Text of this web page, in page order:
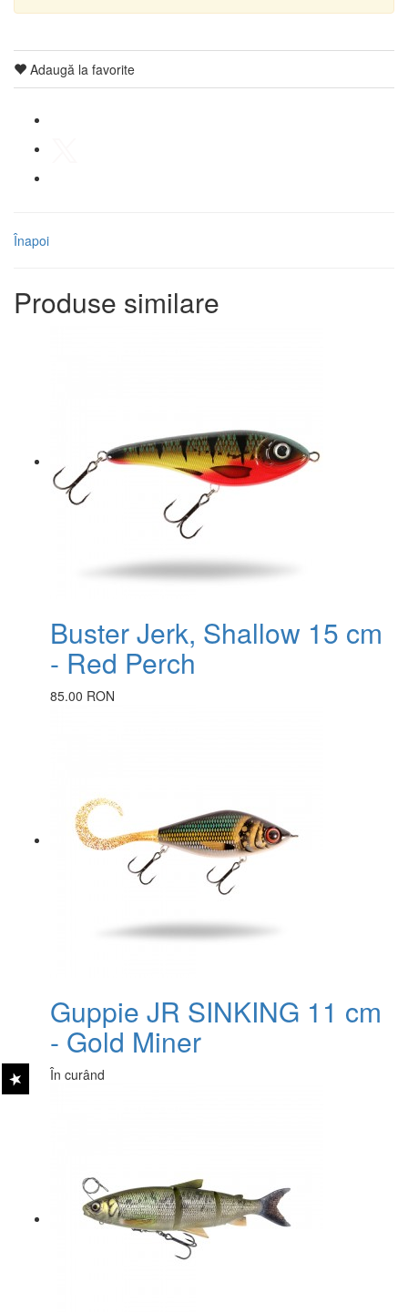
Adaugă la favorite
Înapoi
Produse similare
Buster Jerk, Shallow 15 cm
- Red Perch
85.00 RON
Guppie JR SINKING 11 cm
- Gold Miner
În curând